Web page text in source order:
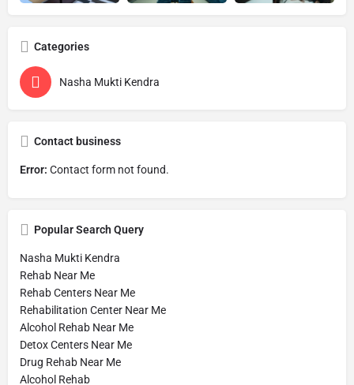
Categories
Nasha Mukti Kendra
Contact business
Error: Contact form not found.
Popular Search Query
Nasha Mukti Kendra
Rehab Near Me
Rehab Centers Near Me
Rehabilitation Center Near Me
Alcohol Rehab Near Me
Detox Centers Near Me
Drug Rehab Near Me
Alcohol Rehab